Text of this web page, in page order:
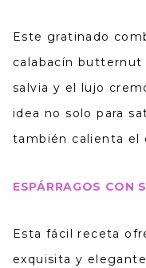
Este gratinado
calabacín butternut
salvia y el lujo
idea no solo para
también calienta el
ESPÁRRAGOS CON
Esta fácil receta
exquisita y